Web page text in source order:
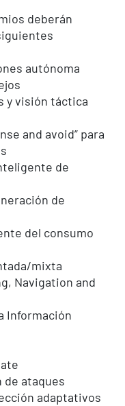
deberán
autónoma
y visión táctica
and avoid” para
de
de
del consumo
mixta
Navigation and
Información
de ataques
adaptativos